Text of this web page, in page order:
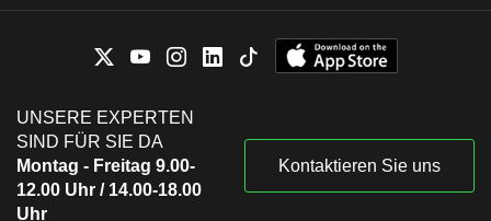
UNSERE EXPERTEN
SIND FÜR SIE DA
Montag - Freitag 9.00-
12.00 Uhr / 14.00-18.00
Uhr
Kontaktieren Sie uns